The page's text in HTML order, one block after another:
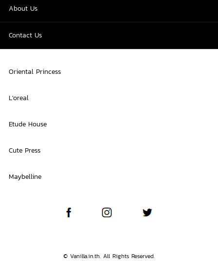
About Us
Contact Us
Oriental Princess
L'oreal
Etude House
Cute Press
Maybelline
© Vanilla.in.th. All Rights Reserved.